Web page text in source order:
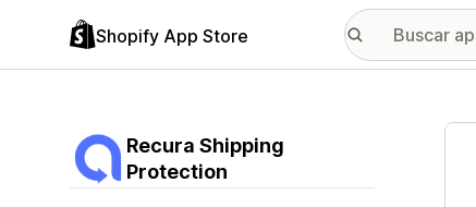
Shopify App Store
Recura Shipping
Protection